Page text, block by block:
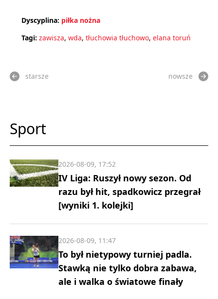
Dyscyplina: piłka nożna
Tagi: zawisza, wda, tłuchowia tłuchowo, elana toruń
starsze nowsze
Sport
IV Liga: Ruszył nowy sezon. Od
razu był hit, spadkowicz przegrał
[wyniki 1. kolejki]
2026-08-09, 17:52
To był nietypowy turniej padla.
Stawką nie tylko dobra zabawa,
ale i walka o światowe finały
2026-08-09, 11:47